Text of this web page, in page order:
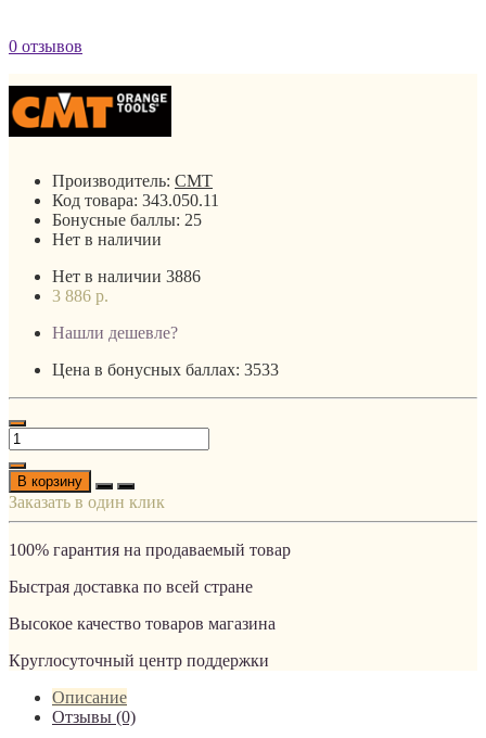
0 отзывов
Производитель: CMT
Код товара: 343.050.11
Бонусные баллы: 25
Нет в наличии
Нет в наличии 3886
3 886 р.
Нашли дешевле?
Цена в бонусных баллах: 3533
В корзину
Заказать в один клик
100% гарантия на продаваемый товар
Быстрая доставка по всей стране
Высокое качество товаров магазина
Круглосуточный центр поддержки
Описание
Отзывы (0)